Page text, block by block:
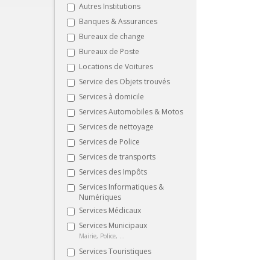
Autres Institutions
Banques & Assurances
Bureaux de change
Bureaux de Poste
Locations de Voitures
Service des Objets trouvés
Services à domicile
Services Automobiles & Motos
Services de nettoyage
Services de Police
Services de transports
Services des Impôts
Services Informatiques &
Numériques
Services Médicaux
Services Municipaux
Mairie, Police, ...
Services Touristiques